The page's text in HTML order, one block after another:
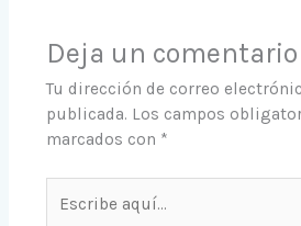
Deja un comentario
Tu dirección de correo
publicada. Los campos
marcados con *
aquí...